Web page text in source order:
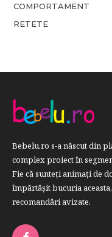
COMPORTAMENT
RETETE
Bebelu.ro s-a născut din
complex proiect în
Fie că sunteţi animaţi de
împărtăşit bucuria
recomandări avizate.